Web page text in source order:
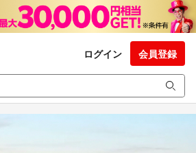
ログイン 会員登録